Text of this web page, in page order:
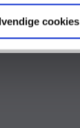
cookies